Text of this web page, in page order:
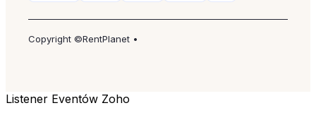
Copyright ©RentPlanet •
Listener Eventów Zoho